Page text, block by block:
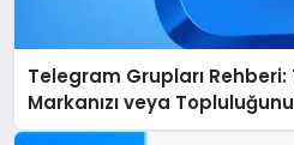
Telegram Grupları
Markanızı veya